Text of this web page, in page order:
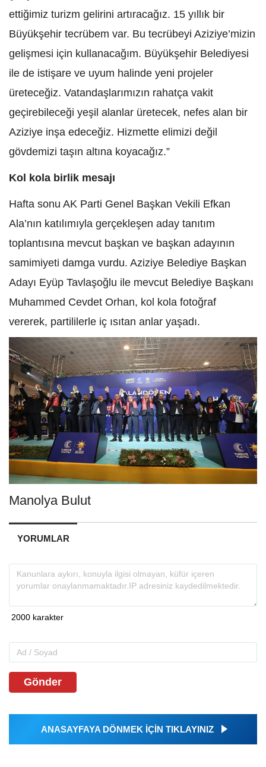
ettiğimiz turizm gelirini artıracağız. 15 yıllık bir
Büyükşehir tecrübem var. Bu tecrübeyi Aziziye’mizin
gelişmesi için kullanacağım. Büyükşehir Belediyesi
ile de istişare ve uyum halinde yeni projeler
üreteceğiz. Vatandaşlarımızın rahatça vakit
geçirebileceği yeşil alanlar üretecek, nefes alan bir
Aziziye inşa edeceğiz. Hizmette elimizi değil
gövdemizi taşın altına koyacağız.”
Kol kola birlik mesajı
Hafta sonu AK Parti Genel Başkan Vekili Efkan
Ala’nın katılımıyla gerçekleşen aday tanıtım
toplantısına mevcut başkan ve başkan adayının
samimiyeti damga vurdu. Aziziye Belediye Başkan
Adayı Eyüp Tavlaşoğlu ile mevcut Belediye Başkanı
Muhammed Cevdet Orhan, kol kola fotoğraf
vererek, partililerle iç ısıtan anlar yaşadı.
Manolya Bulut
YORUMLAR
Gönder
ANASAYFAYA DÖNMEK İÇİN TIKLAYINIZ